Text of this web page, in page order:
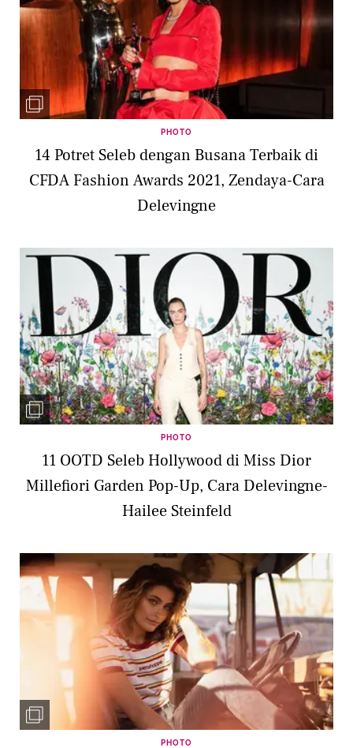
PHOTO
14 Potret Seleb dengan Busana Terbaik di
CFDA Fashion Awards 2021, Zendaya-Cara
Delevingne
PHOTO
11 OOTD Seleb Hollywood di Miss Dior
Millefiori Garden Pop-Up, Cara Delevingne-
Hailee Steinfeld
PHOTO